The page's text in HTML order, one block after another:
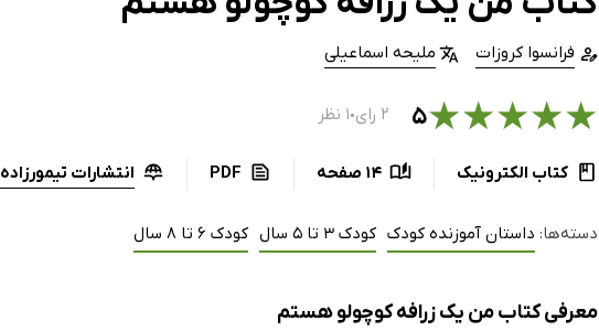
فرانسوا کروزات ملیحه اسماعیلی
★
★
★
★
★۵ ۲ رای ● ۱ نظر
کتاب الکترونیک 14 صفحه PDF انتشارات تیمورزاده
دسته‌ها: داستان آموزنده کودک کودک 3 تا 5 سال کودک 6 تا 8 سال
معرفی کتاب من یک زرافه کوچولو هستم